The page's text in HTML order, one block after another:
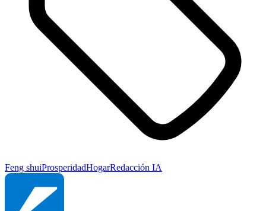
Feng shuiProsperidadHogarRedacción IA